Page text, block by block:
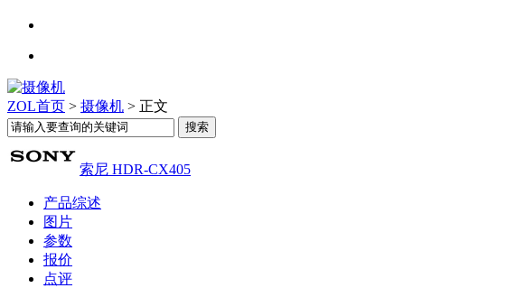
ZOL首页 > 摄像机 > 正文
索尼 HDR-CX405
产品综述
图片
参数
报价
点评